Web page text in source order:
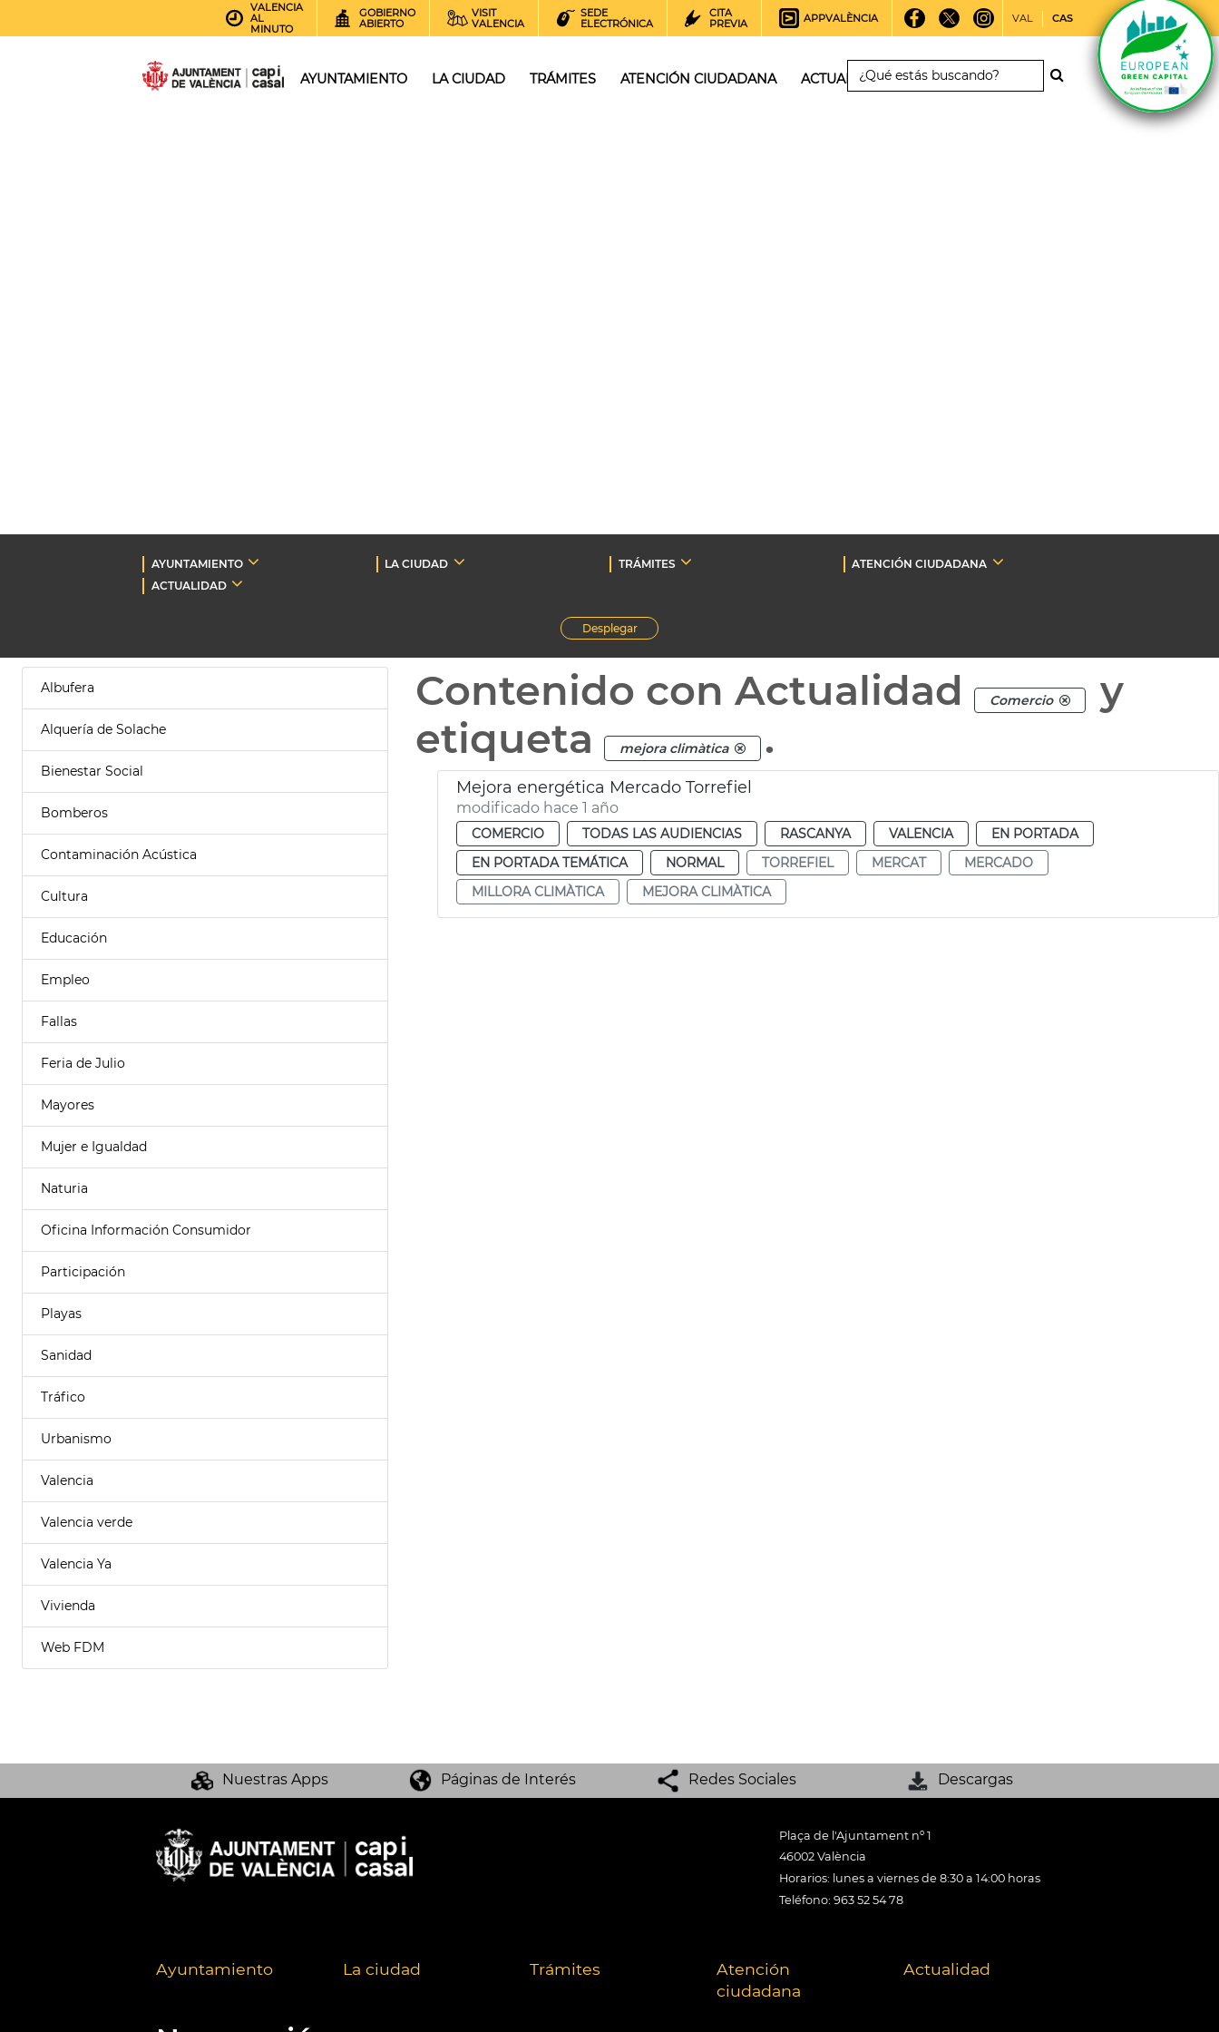
VALENCIA
AL
MINUTO
GOBIERNO
ABIERTO
VISIT
VALENCIA
SEDE
ELECTRÓNICA
CITA
PREVIA
APPVALÈNCIA VAL CAS
AYUNTAMIENTO LA CIUDAD TRÁMITES ATENCIÓN CIUDADANA ACTUALIDAD
AYUNTAMIENTO LA CIUDAD TRÁMITES
ATENCIÓN CIUDADANA
ACTUALIDAD
Desplegar
Albufera
Alquería de Solache
Bienestar Social
Bomberos
Contaminación Acústica
Cultura
Educación
Empleo
Fallas
Feria de Julio
Mayores
Mujer e Igualdad
Naturia
Oficina Información Consumidor
Participación
Playas
Sanidad
Tráfico
Urbanismo
Valencia
Valencia verde
Valencia Ya
Vivienda
Web FDM
Contenido con Actualidad Comercio
y
etiqueta
mejora climàtica .
Mejora energética Mercado Torrefiel
modificado hace 1 año
COMERCIO TODAS LAS AUDIENCIAS RASCANYA VALENCIA
EN PORTADA
EN PORTADA TEMÁTICA
NORMAL TORREFIEL MERCAT
MERCADO
MILLORA CLIMÀTICA
MEJORA CLIMÀTICA
Nuestras Apps Páginas de Interés Redes Sociales Descargas
Plaça de l'Ajuntament nº 1
46002 València
Horarios: lunes a viernes de 8:30 a 14:00 horas
Teléfono: 963 52 54 78
Ayuntamiento La ciudad Trámites
Atención
ciudadana
Actualidad